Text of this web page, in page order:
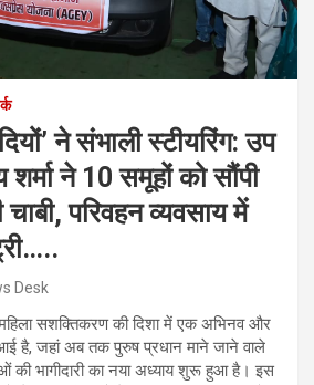
ने संभाली स्टीयरिंग: उप
ने 10 समूहों को सौंपी
परिवहन व्यवसाय में
Desk
सशक्तिकरण की दिशा में एक अभिनव और
है, जहां अब तक पुरुष प्रधान माने जाने वाले
की भागीदारी का नया अध्याय शुरू हुआ है। इस